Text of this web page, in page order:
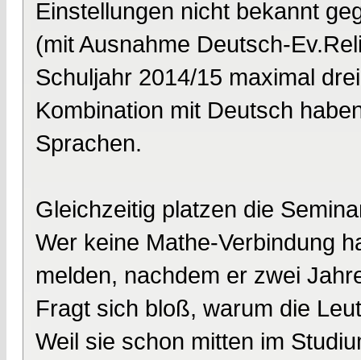
Einstellungen nicht bekannt
(mit Ausnahme Deutsch-
Schuljahr 2014/15 maximal
Kombination mit Deutsch
Sprachen.
Gleichzeitig platzen die
Wer keine Mathe-Verbindung
melden, nachdem er zwei
Fragt sich bloß, warum die
Weil sie schon mitten im